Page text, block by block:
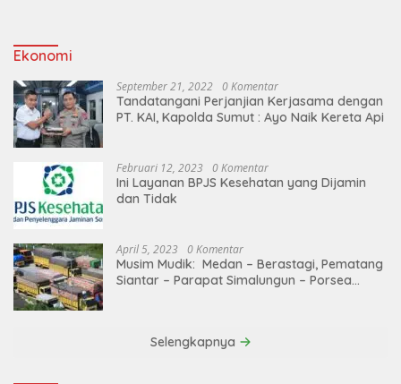
Ekonomi
September 21, 2022 0 Komentar
Tandatangani Perjanjian Kerjasama dengan
PT. KAI, Kapolda Sumut : Ayo Naik Kereta Api
Februari 12, 2023 0 Komentar
Ini Layanan BPJS Kesehatan yang Dijamin
dan Tidak
April 5, 2023 0 Komentar
Musim Mudik: Medan – Berastagi, Pematang
Siantar – Parapat Simalungun – Porsea
Selengkapnya